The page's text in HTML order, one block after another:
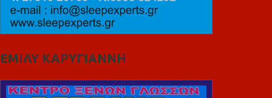
ΕΜΙΛΥ ΚΑΡΥΓΙΑΝΝΗ